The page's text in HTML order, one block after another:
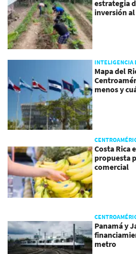
estrategia
inversión
INTELIGENCIA
Mapa del
menos y
Costa Rica
propuesta
comercial
Panamá y
metro